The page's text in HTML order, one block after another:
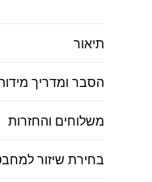
תיאור
הסבר ומדריך
משלוחים והחזרות
בחירת שיזור